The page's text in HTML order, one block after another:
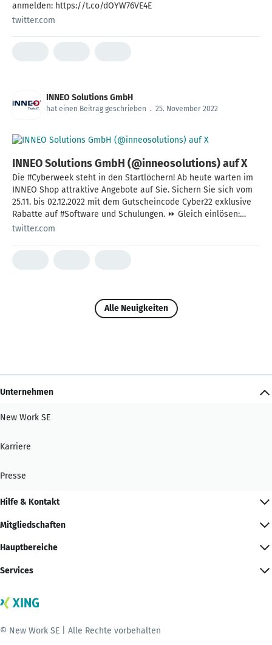
anmelden: https://t.co/dOYW76VE4E
twitter.com
INNEO Solutions GmbH
hat einen Beitrag geschrieben . 25. November 2022
INNEO Solutions GmbH (@inneosolutions) auf X
Die #Cyberweek steht in den Startlöchern! Ab heute warten im
INNEO Shop attraktive Angebote auf Sie. Sichern Sie sich vom
25.11. bis 02.12.2022 mit dem Gutscheincode Cyber22 exklusive
Rabatte auf #Software und Schulungen. ⏩ Gleich einlösen:
https://t.co/gdxGk78HiK
twitter.com
Alle Neuigkeiten
Unternehmen
New Work SE
Karriere
Presse
Hilfe & Kontakt
Mitgliedschaften
Hauptbereiche
Services
© New Work SE | Alle Rechte vorbehalten